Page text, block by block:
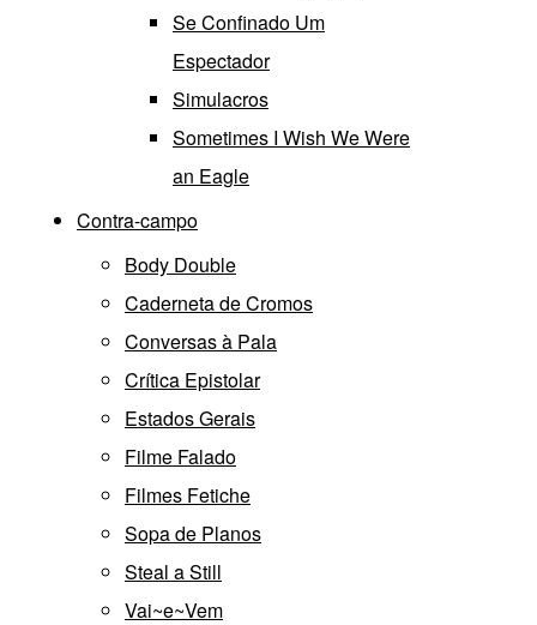
Se Confinado Um
Espectador
Simulacros
Sometimes I Wish We Were
an Eagle
Contra-campo
Body Double
Caderneta de Cromos
Conversas à Pala
Crítica Epistolar
Estados Gerais
Filme Falado
Filmes Fetiche
Sopa de Planos
Steal a Still
Vai~e~Vem